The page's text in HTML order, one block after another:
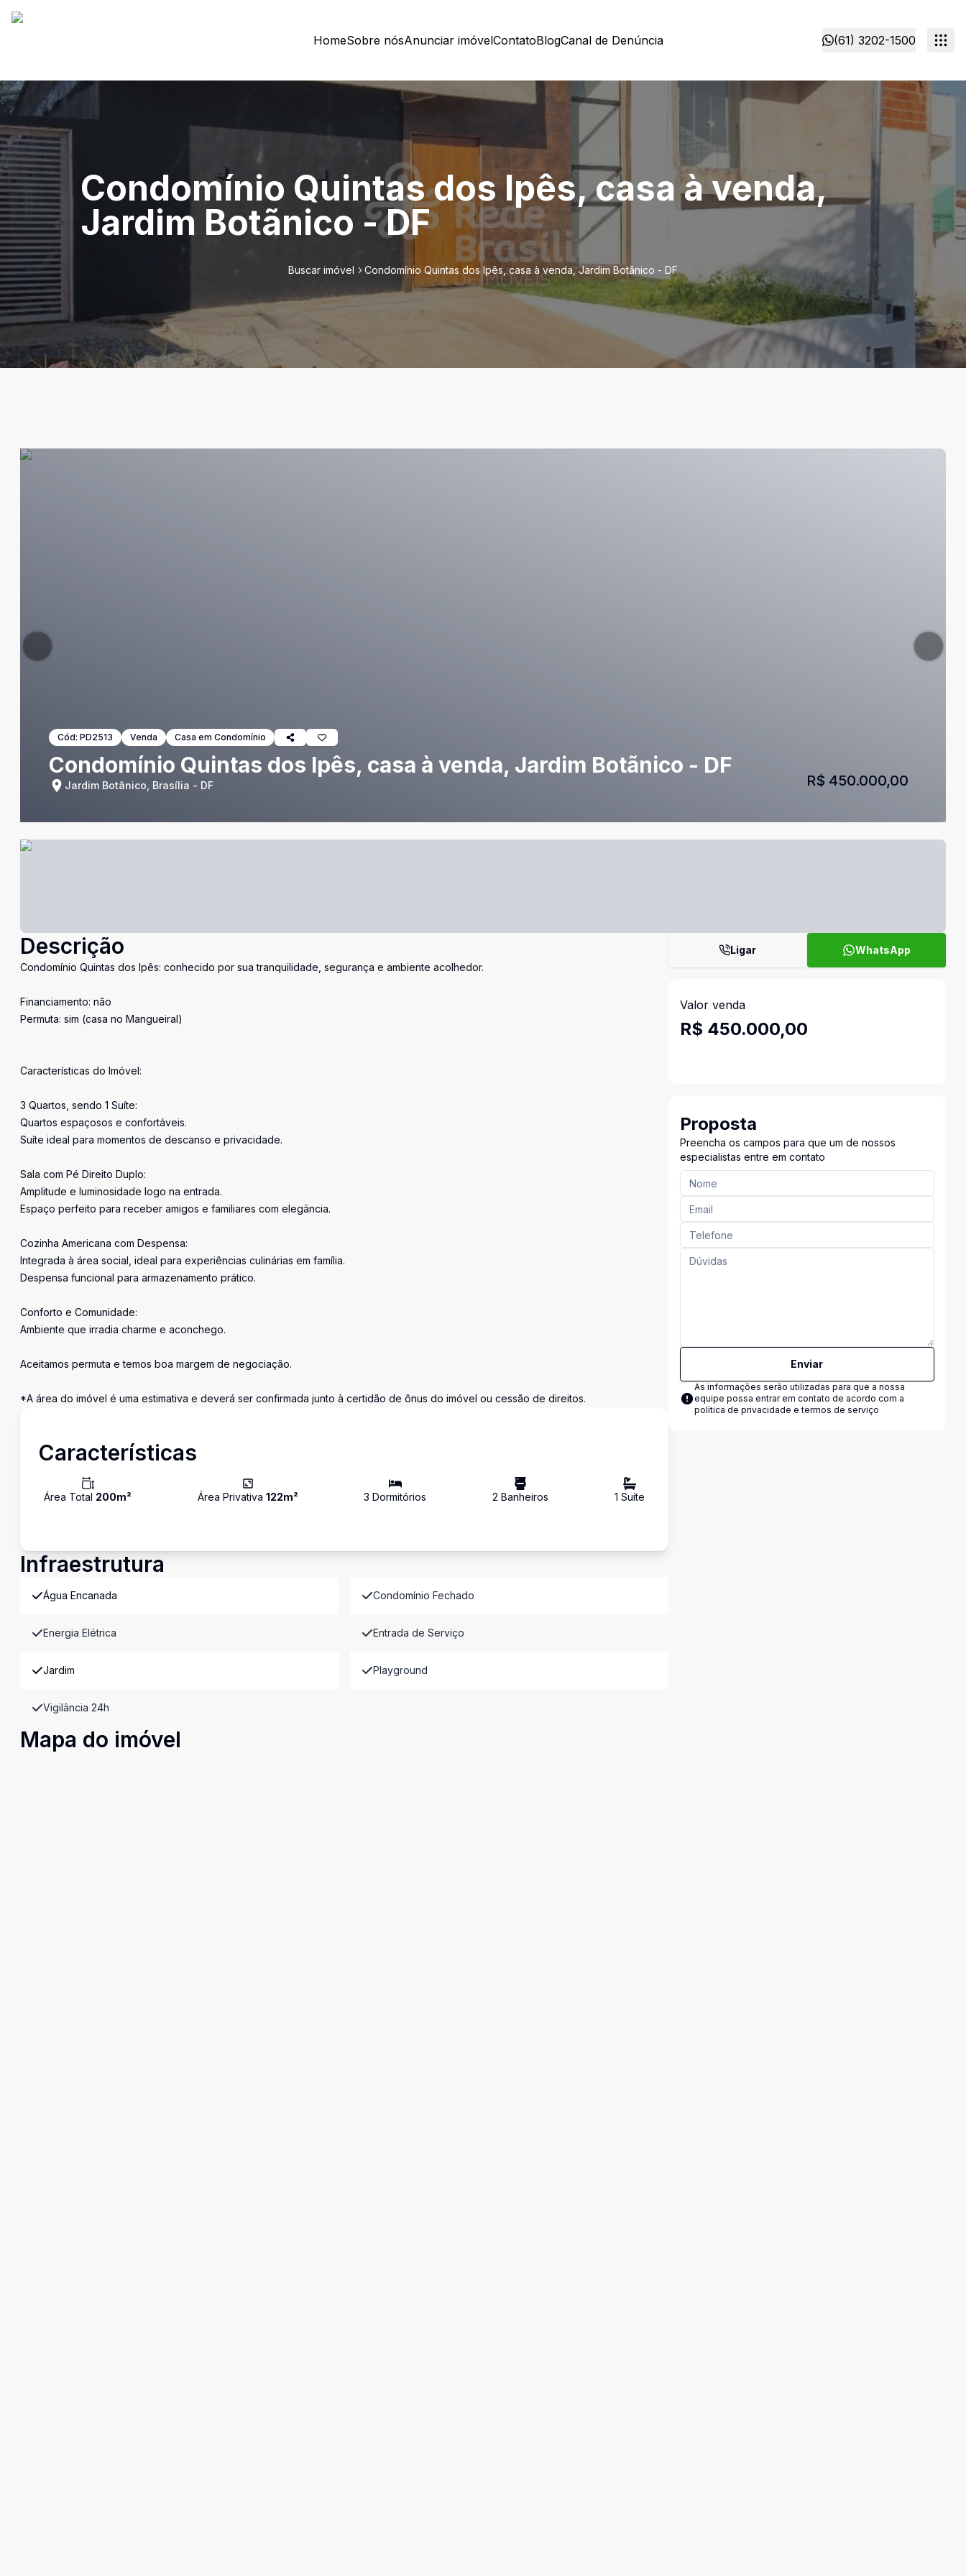
HomeSobre nósAnunciar imóvelContatoBlogCanal de Denúncia (61) 3202-1500
Condomínio Quintas dos Ipês, casa à venda,
Jardim Botãnico - DF
Buscar imóvel Condomínio Quintas dos Ipês, casa à venda, Jardim Botãnico - DF
Cód: PD2513 Venda Casa em Condomínio
Condomínio Quintas dos Ipês, casa à venda, Jardim Botãnico - DF
Jardim Botânico, Brasília - DF R$ 450.000,00
Descrição
Condomínio Quintas dos Ipês: conhecido por sua tranquilidade, segurança e ambiente acolhedor.
Financiamento: não
Permuta: sim (casa no Mangueiral)
Características do Imóvel:
3 Quartos, sendo 1 Suíte:
Quartos espaçosos e confortáveis.
Suíte ideal para momentos de descanso e privacidade.
Sala com Pé Direito Duplo:
Amplitude e luminosidade logo na entrada.
Espaço perfeito para receber amigos e familiares com elegância.
Cozinha Americana com Despensa:
Integrada à área social, ideal para experiências culinárias em família.
Despensa funcional para armazenamento prático.
Conforto e Comunidade:
Ambiente que irradia charme e aconchego.
Aceitamos permuta e temos boa margem de negociação.
*A área do imóvel é uma estimativa e deverá ser confirmada junto à certidão de ônus do imóvel ou cessão de direitos.
Características
Área Total 200m² Área Privativa 122m² 3 Dormitórios 2 Banheiros 1 Suíte
Infraestrutura
Água Encanada Condomínio Fechado
Energia Elétrica Entrada de Serviço
Jardim Playground
Vigilância 24h
Mapa do imóvel
Ligar WhatsApp
Valor venda
R$ 450.000,00
Proposta
Preencha os campos para que um de nossos
especialistas entre em contato
Enviar
As informações serão utilizadas para que a nossa
equipe possa entrar em contato de acordo com a
política de privacidade e termos de serviço